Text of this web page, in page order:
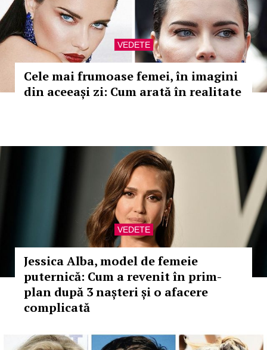
VEDETE
Cele mai frumoase femei, în imagini
din aceeași zi: Cum arată în realitate
VEDETE
Jessica Alba, model de femeie
puternică: Cum a revenit în prim-
plan după 3 nașteri și o afacere
complicată